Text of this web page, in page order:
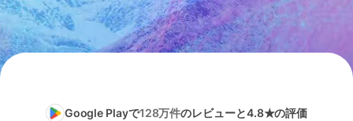
Google Playで128万件のレビューと4.8★の評価